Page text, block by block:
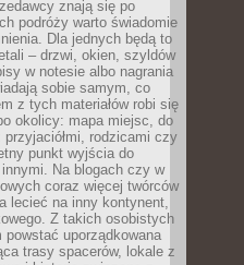
znają się po
podróży warto świadomie
Dla jednych będą to
– drzwi, okien, szyldów
w notesie albo nagrania
sobie samym, co
z tych materiałów robi się
okolicy: mapa miejsc, do
rodzicami czy
punkt wyjścia do
Na blogach czy w
coraz więcej twórców
lecieć na inny kontynent,
Z takich osobistych
uporządkowana
trasy spacerów, lokale z